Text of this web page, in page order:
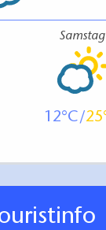
Samstag
12 25